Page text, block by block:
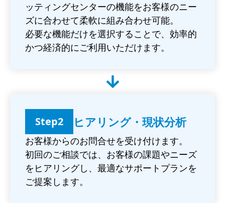
ッティングセンターの機能をお客様のニー
ズに合わせて柔軟に組み合わせ可能。
必要な機能だけを選択することで、効率的
かつ経済的にご利用いただけます。
Step2 ヒアリング・現状分析
お客様からのお問合せを受け付けます。
初回のご相談では、お客様の課題やニーズ
をヒアリングし、最適なサポートプランを
ご提案します。